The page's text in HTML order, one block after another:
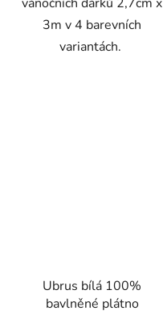
3m v 4 barevních
variantách.
Ubrus bílá 100%
bavlněné plátno